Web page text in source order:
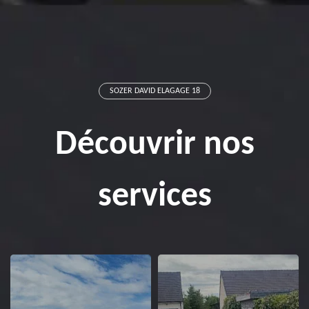
SOZER DAVID ELAGAGE 18
Découvrir nos
services